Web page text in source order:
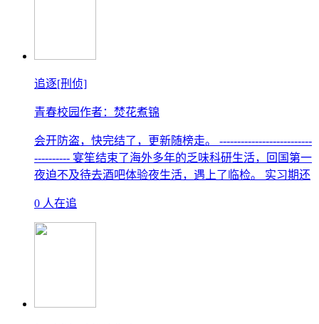
追逐[刑侦]
青春校园作者：焚花煮锦
会开防盗，快完结了，更新随榜走。 --------------------------
---------- 宴笙结束了海外多年的乏味科研生活，回国第一
夜迫不及待去酒吧体验夜生活，遇上了临检。 实习期还
0 人在追